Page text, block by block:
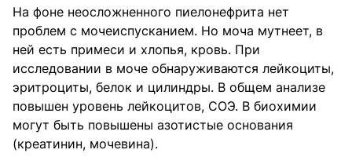
На фоне неосложненного пиелонефрита нет
проблем с мочеиспусканием. Но моча мутнеет, в
ней есть примеси и хлопья, кровь. При
исследовании в моче обнаруживаются лейкоциты,
эритроциты, белок и цилиндры. В общем анализе
повышен уровень лейкоцитов, СОЭ. В биохимии
могут быть повышены азотистые основания
(креатинин, мочевина).